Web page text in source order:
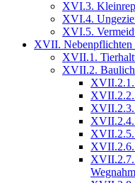
XVI.3.
XVI.4.
XVI.5.
XVII. Nebenpflichten
XVII.1.
XVII.2.
XVII.2.1.
XVII.2.2.
XVII.2.3.
XVII.2.4.
XVII.2.5.
XVII.2.6.
XVII.2.7.